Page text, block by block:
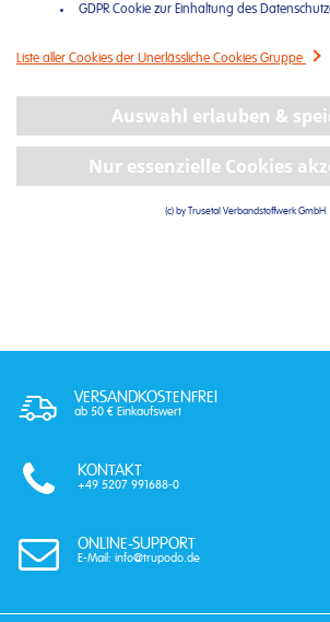
GDPR Cookie zur Einhaltung des
Liste aller Cookies der Unerlässliche Cookies Gruppe
Auswahl erlauben &
Nur essenzielle Cookies
(c) by Trusetal Verbandstoffwerk GmbH
VERSANDKOSTENFREI
ab 50 € Einkaufswert
KONTAKT
+49 5207 991688-0
ONLINE-SUPPORT
E-Mail: info@trupodo.de